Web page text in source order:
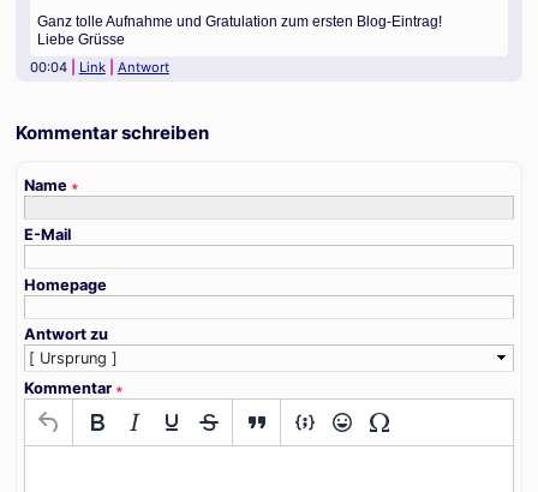
Ganz tolle Aufnahme und Gratulation zum ersten Blog-Eintrag!
Liebe Grüsse
00:04
Link Antwort
Kommentar schreiben
Name ∗
E-Mail
Homepage
Antwort zu
Kommentar ∗